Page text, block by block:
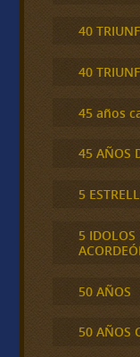
40
40
45 años
45 AÑOS
5
5 IDOLOS
50 AÑOS
50 AÑOS